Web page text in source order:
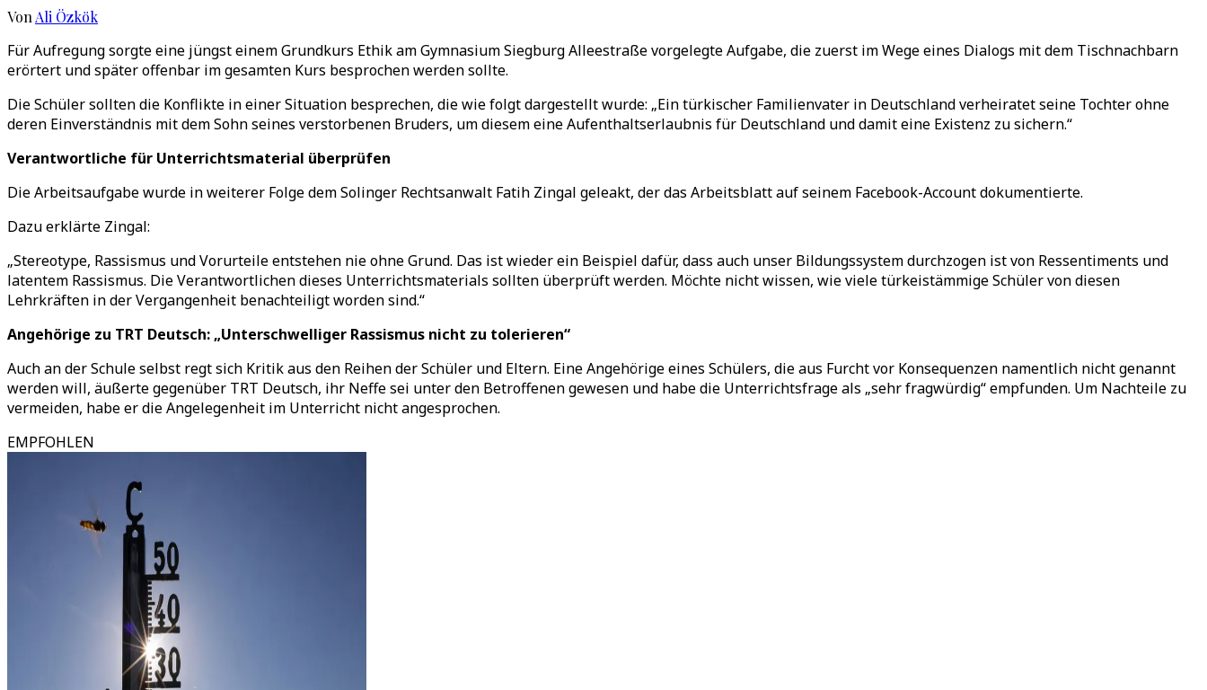
Von Ali Özkök
Für Aufregung sorgte eine jüngst einem Grundkurs Ethik am Gymnasium Siegburg Alleestraße vorgelegte Aufgabe, die zuerst im Wege eines Dialogs mit dem Tischnachbarn
erörtert und später offenbar im gesamten Kurs besprochen werden sollte.
Die Schüler sollten die Konflikte in einer Situation besprechen, die wie folgt dargestellt wurde: „Ein türkischer Familienvater in Deutschland verheiratet seine Tochter ohne
deren Einverständnis mit dem Sohn seines verstorbenen Bruders, um diesem eine Aufenthaltserlaubnis für Deutschland und damit eine Existenz zu sichern.“
Verantwortliche für Unterrichtsmaterial überprüfen
Die Arbeitsaufgabe wurde in weiterer Folge dem Solinger Rechtsanwalt Fatih Zingal geleakt, der das Arbeitsblatt auf seinem Facebook-Account dokumentierte.
Dazu erklärte Zingal:
„Stereotype, Rassismus und Vorurteile entstehen nie ohne Grund. Das ist wieder ein Beispiel dafür, dass auch unser Bildungssystem durchzogen ist von Ressentiments und
latentem Rassismus. Die Verantwortlichen dieses Unterrichtsmaterials sollten überprüft werden. Möchte nicht wissen, wie viele türkeistämmige Schüler von diesen
Lehrkräften in der Vergangenheit benachteiligt worden sind.“
Angehörige zu TRT Deutsch: „Unterschwelliger Rassismus nicht zu tolerieren“
Auch an der Schule selbst regt sich Kritik aus den Reihen der Schüler und Eltern. Eine Angehörige eines Schülers, die aus Furcht vor Konsequenzen namentlich nicht genannt
werden will, äußerte gegenüber TRT Deutsch, ihr Neffe sei unter den Betroffenen gewesen und habe die Unterrichtsfrage als „sehr fragwürdig“ empfunden. Um Nachteile zu
vermeiden, habe er die Angelegenheit im Unterricht nicht angesprochen.
EMPFOHLEN